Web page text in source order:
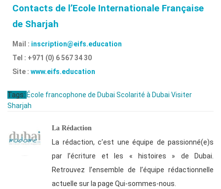
Contacts de l’Ecole Internationale Française
de Sharjah
Mail : inscription@eifs.education
Tel : +971 (0) 6 567 34 30
Site : www.eifs.education
Tags: École francophone de Dubai Scolarité à Dubai Visiter
Sharjah
La Rédaction
La rédaction, c’est une équipe de passionné(e)s
par l’écriture et les « histoires » de Dubai.
Retrouvez l’ensemble de l’équipe rédactionnelle
actuelle sur la page Qui-sommes-nous.